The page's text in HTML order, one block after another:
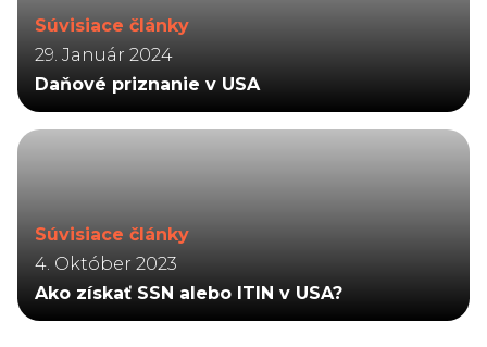
Súvisiace články
29. Január 2024
Daňové priznanie v USA
Súvisiace články
4. Október 2023
Ako získať SSN alebo ITIN v USA?